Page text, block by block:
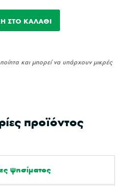
ΣΤΟ ΚΑΛΆΘΙ
και μπορεί να υπάρχουν μικρές
προϊόντος
ψησίματος